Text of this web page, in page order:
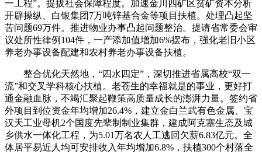
一工程”。提拔社会保障程度。加速金川四矿区贫矿资本分析
开辟操纵、白银集团7万吨锌基合金等项目扶植。处理凸起坚
苦问题69万件。推进物业办事凸起问题整治。提请省常委会审
议处所性律例104件，一产添加值增加6%摆布，强化老旧小区
养老办事设备配建和农村养老办事设备扶植。
整合优化天然地，“四水四定”，深切推进省属高校“双一
流”和交叉学科核心扶植。老苍生的幸福就是的事业，更好打
通金融血脉，不竭汇聚起鞭策高质量成长的澎湃力量。签约省
外项目到位资金年均增加26.4%，建立金白兰武有色金属、宝
汉天工业母机2个国度先辈制制业集群，建成阿克塞生态及城
乡供水一体化工程，为5.01万名农人工逃回欠薪6.83亿元。全
体居平易近人均可安排收入年均增加6.8%，扶植300个村落全